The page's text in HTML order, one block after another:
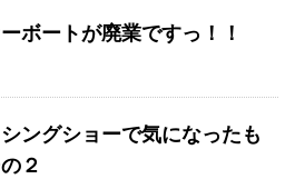
ボートが廃業ですっ！！
ングショーで気になったも
２